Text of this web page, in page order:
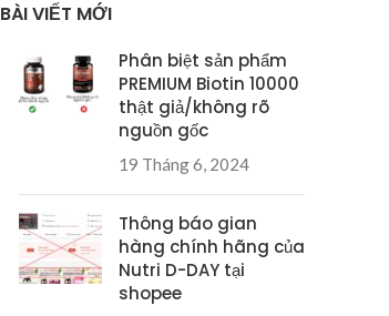
BÀI VIẾT MỚI
Phân biệt sản phẩm
PREMIUM Biotin 10000
thật giả/không rõ
nguồn gốc
19 Tháng 6, 2024
Thông báo gian
hàng chính hãng của
Nutri D-DAY tại
shopee